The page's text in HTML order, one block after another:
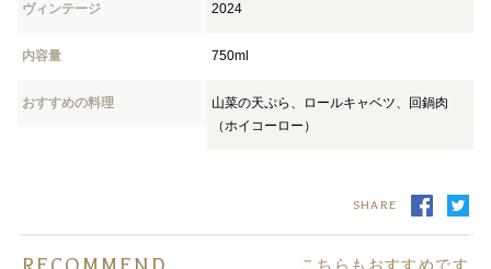
ヴィンテージ 2024
内容量 750ml
おすすめの料理
山菜の天ぷら、ロールキャベツ、回鍋肉
（ホイコーロー）
SHARE
こちらもおすすめです